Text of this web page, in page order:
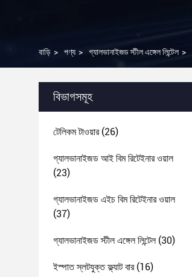
বাড়ি > পণ্য > গ্যালভানাইজড স্টীল এঙ্গেল লিন্টেল >
বিভাগসমূহ
টেলিকম টাওয়ার(26)
গ্যালভানাইজড আই বিম রিটেইনার ওয়াল
(23)
গ্যালভানাইজড এইচ বিম রিটেইনার ওয়াল
(37)
গ্যালভানাইজড স্টীল এঙ্গেল লিন্টেল(30)
ইস্পাত স্লটযুক্ত ফ্ল্যাট বার(16)